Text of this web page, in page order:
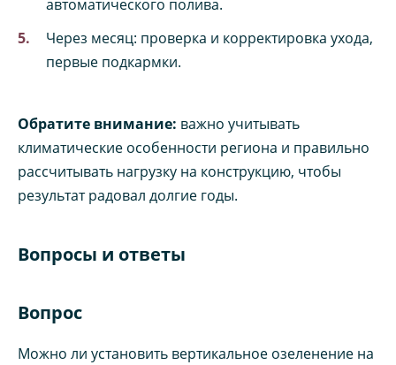
автоматического полива.
Через месяц: проверка и корректировка ухода,
первые подкармки.
Обратите внимание: важно учитывать
климатические особенности региона и правильно
рассчитывать нагрузку на конструкцию, чтобы
результат радовал долгие годы.
Вопросы и ответы
Вопрос
Можно ли установить вертикальное озеленение на